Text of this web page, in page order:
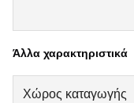
Άλλα χαρακτηριστικά
Χώρος καταγωγής